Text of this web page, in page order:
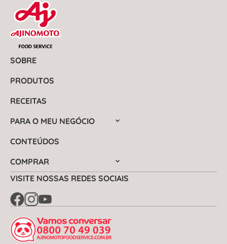
SOBRE
PRODUTOS
RECEITAS
PARA O MEU NEGÓCIO
CONTEÚDOS
COMPRAR
VISITE NOSSAS REDES SOCIAIS